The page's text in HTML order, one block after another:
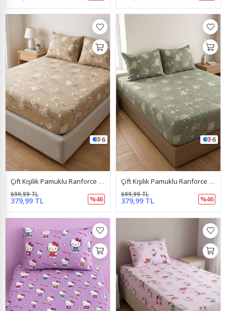
6
Çift Kişilik Pamuklu Ranforce Kumaş Lastikli Çarşaf Takımı Papatya Somon
379,99 TL
699,99 TL
%46
6
Çift Kişilik Pamuklu Ranforce Kumaş Lastikli Çarşaf Takımı Papatya Yeşil
379,99 TL
699,99 TL
%46